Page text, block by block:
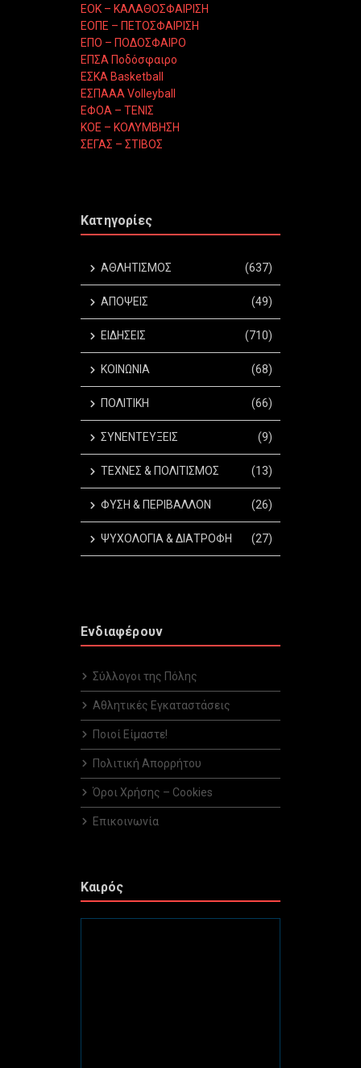
ΕΟΚ – ΚΑΛΑΘΟΣΦΑΙΡΙΣΗ
ΕΟΠΕ – ΠΕΤΟΣΦΑΙΡΙΣΗ
ΕΠΟ – ΠΟΔΟΣΦΑΙΡΟ
ΕΠΣΑ Ποδόσφαιρο
ΕΣΚΑ Basketball
ΕΣΠΑΑΑ Volleyball
ΕΦΟΑ – ΤΕΝΙΣ
ΚΟΕ – ΚΟΛΥΜΒΗΣΗ
ΣΕΓΑΣ – ΣΤΙΒΟΣ
Κατηγορίες
ΑΘΛΗΤΙΣΜΟΣ (637)
ΑΠΟΨΕΙΣ (49)
ΕΙΔΗΣΕΙΣ (710)
ΚΟΙΝΩΝΙΑ (68)
ΠΟΛΙΤΙΚΗ (66)
ΣΥΝΕΝΤΕΥΞΕΙΣ (9)
ΤΕΧΝΕΣ & ΠΟΛΙΤΙΣΜΟΣ (13)
ΦΥΣΗ & ΠΕΡΙΒΑΛΛΟΝ (26)
ΨΥΧΟΛΟΓΙΑ & ΔΙΑΤΡΟΦΗ (27)
Ενδιαφέρουν
Σύλλογοι της Πόλης
Αθλητικές Εγκαταστάσεις
Ποιοί Είμαστε!
Πολιτική Απορρήτου
Όροι Χρήσης – Cookies
Επικοινωνία
Καιρός